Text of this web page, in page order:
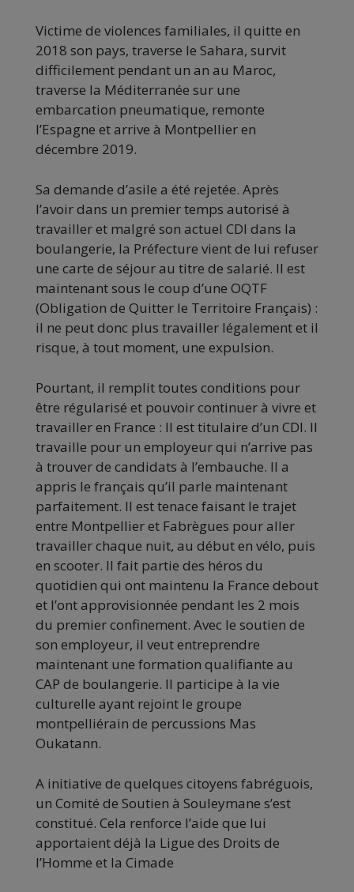
Victime de violences familiales, il quitte en
2018 son pays, traverse le Sahara, survit
difficilement pendant un an au Maroc,
traverse la Méditerranée sur une
embarcation pneumatique, remonte
l’Espagne et arrive à Montpellier en
décembre 2019.
Sa demande d’asile a été rejetée. Après
l’avoir dans un premier temps autorisé à
travailler et malgré son actuel CDI dans la
boulangerie, la Préfecture vient de lui refuser
une carte de séjour au titre de salarié. Il est
maintenant sous le coup d’une OQTF
(Obligation de Quitter le Territoire Français) :
il ne peut donc plus travailler légalement et il
risque, à tout moment, une expulsion.
Pourtant, il remplit toutes conditions pour
être régularisé et pouvoir continuer à vivre et
travailler en France : Il est titulaire d’un CDI. Il
travaille pour un employeur qui n’arrive pas
à trouver de candidats à l’embauche. Il a
appris le français qu’il parle maintenant
parfaitement. Il est tenace faisant le trajet
entre Montpellier et Fabrègues pour aller
travailler chaque nuit, au début en vélo, puis
en scooter. Il fait partie des héros du
quotidien qui ont maintenu la France debout
et l’ont approvisionnée pendant les 2 mois
du premier confinement. Avec le soutien de
son employeur, il veut entreprendre
maintenant une formation qualifiante au
CAP de boulangerie. Il participe à la vie
culturelle ayant rejoint le groupe
montpelliérain de percussions Mas
Oukatann.
A initiative de quelques citoyens fabréguois,
un Comité de Soutien à Souleymane s’est
constitué. Cela renforce l’aide que lui
apportaient déjà la Ligue des Droits de
l’Homme et la Cimade